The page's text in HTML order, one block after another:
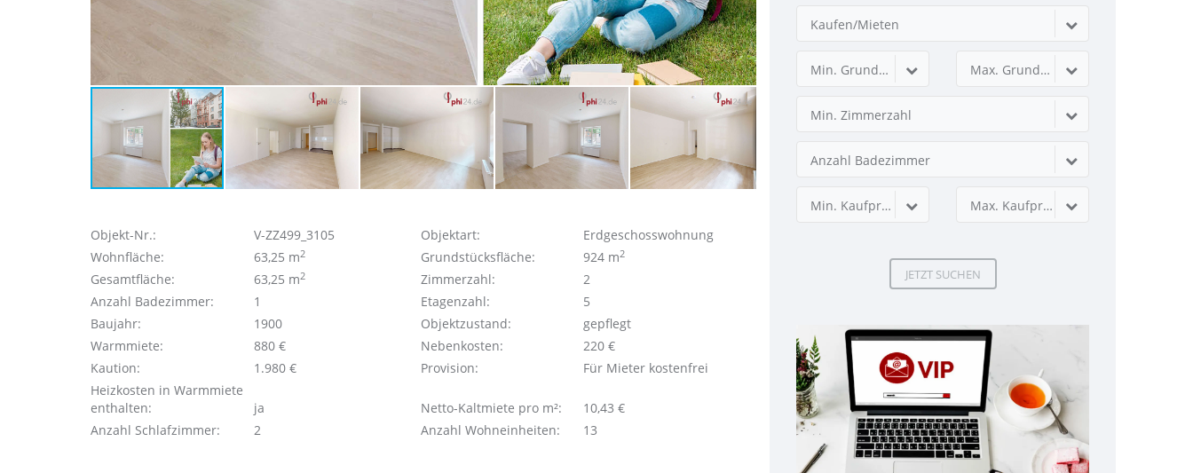
Objekt-Nr.: V-ZZ499_3105 Objektart:
Erdgeschosswohnung
Wohnfläche:
63,25 m2 Grundstücksfläche: 924 m2
Gesamtfläche: 63,25 m2 Zimmerzahl:
2
Anzahl Badezimmer:
1 Etagenzahl:
5
Baujahr:
1900 Objektzustand:
gepflegt
Warmmiete:
880 € Nebenkosten:
220 €
Kaution:
1.980 € Provision:
Für Mieter kostenfrei
Heizkosten in Warmmiete
enthalten:
ja Netto-Kaltmiete pro m²:
10,43 €
Anzahl Schlafzimmer:
2 Anzahl Wohneinheiten: 13
Kaufen/Mieten
Min. Grundstücksfläche Max. Grundstücksfläche
Min. Zimmerzahl
Anzahl Badezimmer
Min. Kaufpreis Max. Kaufpreis
JETZT SUCHEN